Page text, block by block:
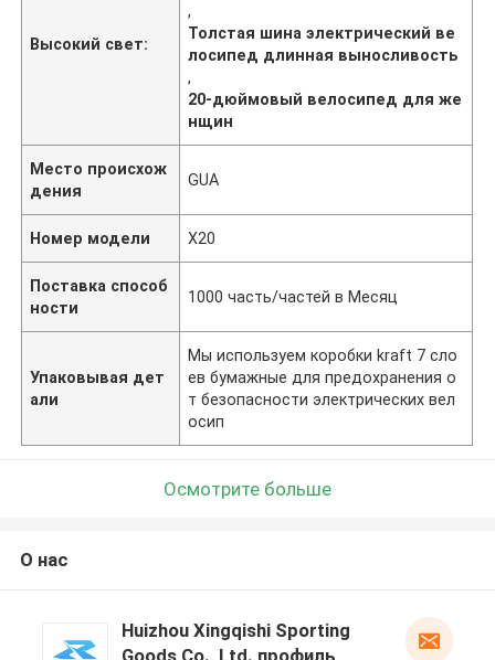
Высокий свет:
,
Толстая шина электрический ве
лосипед длинная выносливость
,
20-дюймовый велосипед для же
нщин
Место происхож
дения
GUA
Номер модели X20
Поставка способ
ности
1000 часть/частей в Месяц
Упаковывая дет
али
Мы используем коробки kraft 7 сло
ев бумажные для предохранения о
т безопасности электрических вел
осип
Осмотрите больше
О нас
Huizhou Xingqishi Sporting